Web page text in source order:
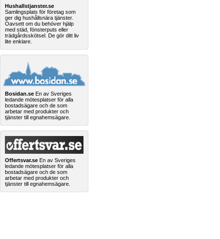
Hushallstjanster.se
Samlingsplats för företag som
ger dig hushållsnära tjänster.
Oavsett om du behöver hjälp
med städ, fönsterputs eller
trädgårdsskötsel. De gör ditt liv
lite enklare.
Bosidan.se En av Sveriges
ledande mötesplatser för alla
bostadsägare och de som
arbetar med produkter och
tjänster till egnahemsägare.
Offertsvar.se En av Sveriges
ledande mötesplatser för alla
bostadsägare och de som
arbetar med produkter och
tjänster till egnahemsägare.